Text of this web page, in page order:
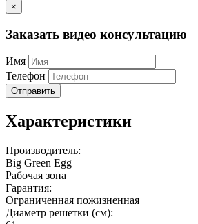
×
Заказать видео консультацию
Имя
Телефон
Отправить
Характеристики
Производитель:
Big Green Egg
Рабочая зона
Гарантия:
Ограниченная пожизненная
Диаметр решетки (см):